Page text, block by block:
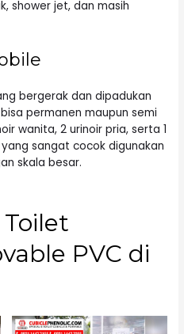
shower jet, dan masih
bergerak dan dipadukan
permanen maupun semi
wanita, 2 urinoir pria, serta 1
sangat cocok digunakan
skala besar.
PVC di